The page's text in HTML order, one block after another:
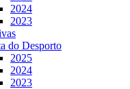
2024
2023
do Desporto
2025
2024
2023